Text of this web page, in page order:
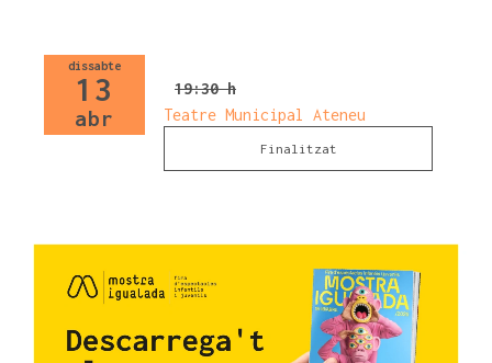
dissabte
13
abr
19:30 h
Teatre Municipal Ateneu
Finalitzat